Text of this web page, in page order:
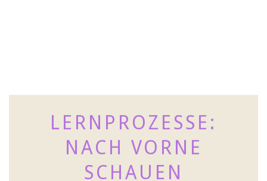
LERNPROZESSE:
NACH VORNE
SCHAUEN